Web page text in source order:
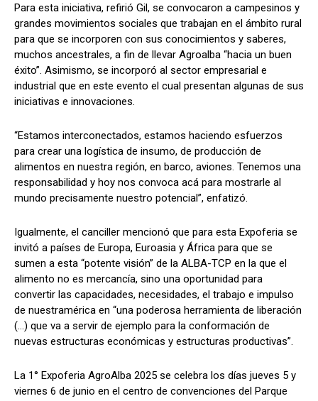
Para esta iniciativa, refirió Gil, se convocaron a campesinos y
grandes movimientos sociales que trabajan en el ámbito rural
para que se incorporen con sus conocimientos y saberes,
muchos ancestrales, a fin de llevar Agroalba “hacia un buen
éxito”. Asimismo, se incorporó al sector empresarial e
industrial que en este evento el cual presentan algunas de sus
iniciativas e innovaciones.
“Estamos interconectados, estamos haciendo esfuerzos
para crear una logística de insumo, de producción de
alimentos en nuestra región, en barco, aviones. Tenemos una
responsabilidad y hoy nos convoca acá para mostrarle al
mundo precisamente nuestro potencial”, enfatizó.
Igualmente, el canciller mencionó que para esta Expoferia se
invitó a países de Europa, Euroasia y África para que se
sumen a esta “potente visión” de la ALBA-TCP en la que el
alimento no es mercancía, sino una oportunidad para
convertir las capacidades, necesidades, el trabajo e impulso
de nuestramérica en “una poderosa herramienta de liberación
(…) que va a servir de ejemplo para la conformación de
nuevas estructuras económicas y estructuras productivas”.
La 1° Expoferia AgroAlba 2025 se celebra los días jueves 5 y
viernes 6 de junio en el centro de convenciones del Parque